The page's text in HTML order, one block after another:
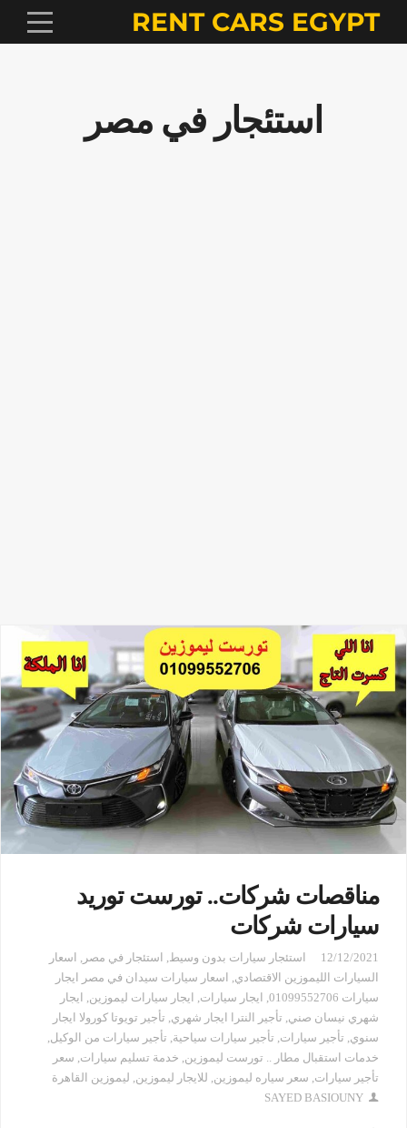
RENT CARS EGYPT
استئجار في مصر
مناقصات شركات.. تورست توريد
سيارات شركات
12/12/2021 استئجار سيارات بدون وسيط استئجار في مصر
اسعار
السيارات الليموزين الاقتصادي
اسعار سيارات سيدان في مصر ايجار
سيارات 01099552706
ايجار سيارات ايجار سيارات ليموزين
ايجار
شهري نيسان صني تأجير النترا ايجار شهري تأجير تويوتا كورولا ايجار
سنوي تأجير سيارات تأجير سيارات سياحية تأجير سيارات من الوكيل
خدمات استقبال مطار .. تورست ليموزين خدمة تسليم سيارات سعر
تأجير سيارات سعر سياره ليموزين للايجار ليموزين ليموزين القاهرة
SAYED BASIOUNY